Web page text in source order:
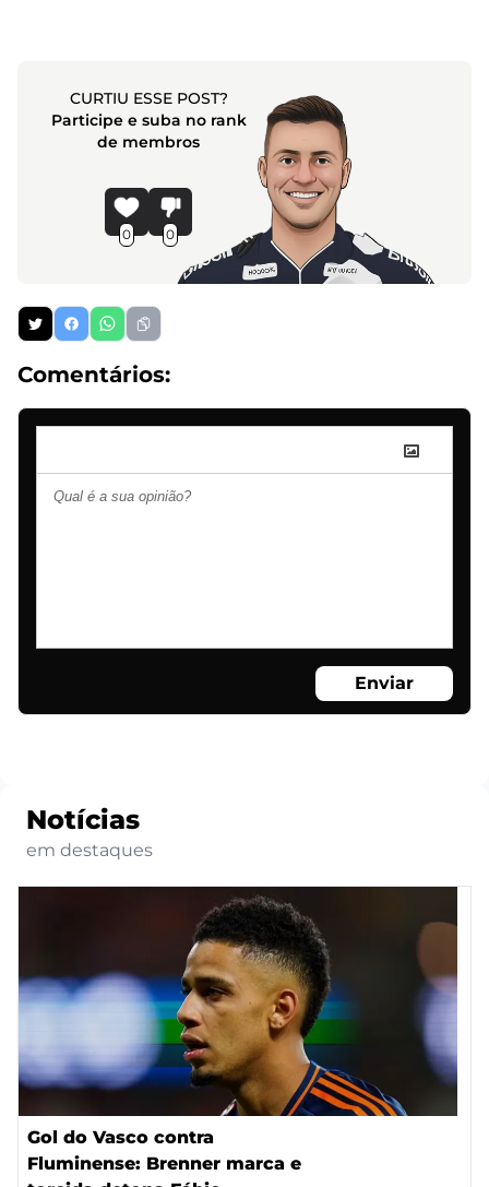
CURTIU ESSE POST?
Participe e suba no rank
de membros
0 0
Comentários:
Enviar
Notícias
em destaques
Gol do Vasco contra
Fluminense: Brenner marca e